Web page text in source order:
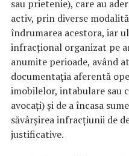
sau prietenie), care au
activ, prin diverse
îndrumarea acestora, iar
infracțional organizat pe
anumite perioade, având
documentația aferentă
imobilelor, intabulare sau
avocați) și de a încasa
săvârșirea infracțiunii de
justificative.